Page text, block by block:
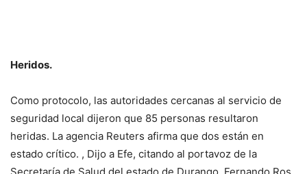
Heridos.
Como protocolo, las autoridades cercanas al servicio de
seguridad local dijeron que 85 personas resultaron
heridas. La agencia Reuters afirma que dos están en
estado crítico. , Dijo a Efe, citando al portavoz de la